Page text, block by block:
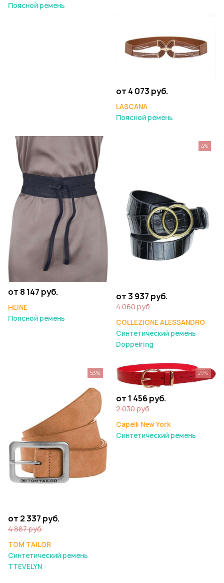
Поясной ремень
от 4 073 руб.
LASCANA
Поясной ремень
от 8 147 руб.
HEINE
Поясной ремень
от 3 937 руб.
4 060 руб.
COLLEZIONE ALESSANDRO
Синтетический ремень
Doppelring
4%
от 2 337 руб.
4 887 руб.
TOM TAILOR
Синтетический ремень
TTEVELYN
53%
от 1 456 руб.
2 030 руб.
Capelli New York
Синтетический ремень
29%